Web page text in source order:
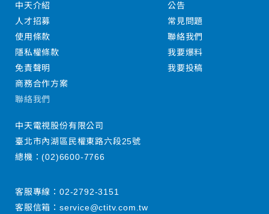
中天介紹
人才招募
使用條款
隱私權條款
免責聲明
商務合作方案
公告
常見問題
聯絡我們
我要爆料
我要投稿
聯絡我們
中天電視股份有限公司
臺北市內湖區民權東路六段25號
總機：(02)6600-7766
客服專線： 02-2792-3151
客服信箱： service@ctitv.com.tw